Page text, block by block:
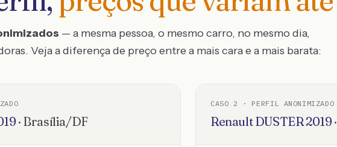
— a mesma pessoa, o mesmo carro, no mesmo dia,
Veja a diferença de preço entre a mais cara e a mais barata:
· Brasília/DF
CASO 2 · PERFIL ANONIMIZADO
RenaultDUSTER2019·